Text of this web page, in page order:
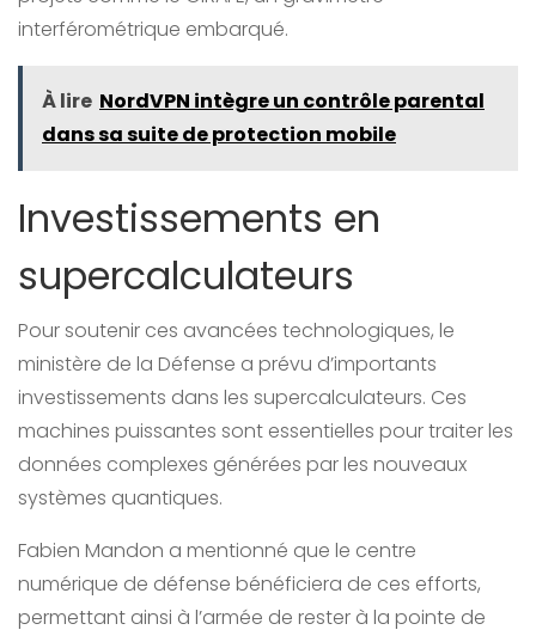
interférométrique embarqué.
À lire NordVPN intègre un contrôle parental
dans sa suite de protection mobile
Investissements en
supercalculateurs
Pour soutenir ces avancées technologiques, le
ministère de la Défense a prévu d’importants
investissements dans les supercalculateurs. Ces
machines puissantes sont essentielles pour traiter les
données complexes générées par les nouveaux
systèmes quantiques.
Fabien Mandon a mentionné que le centre
numérique de défense bénéficiera de ces efforts,
permettant ainsi à l’armée de rester à la pointe de